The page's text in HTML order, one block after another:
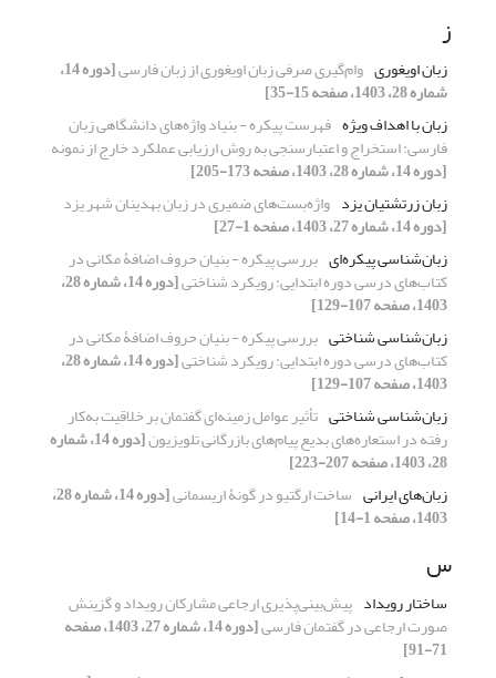
ز
زبان اویغوری وام‌گیری صرفی زبان اویغوری از زبان فارسی [دوره 14،
شماره 28، 1403، صفحه 15-35]
زبان با اهداف ویژه فهرست پیکره - بنیاد واژه‌های دانشگاهی زبان
فارسی: استخراج و اعتبارسنجی به روش ارزیابی عملکرد خارج از نمونه
[دوره 14، شماره 28، 1403، صفحه 173-205]
زبان زرتشتیان یزد واژه‌بست‌های ضمیری در زبان بهدینان شهر یزد
[دوره 14، شماره 27، 1403، صفحه 1-27]
زبان‌شناسی پیکره‌ای بررسی پیکره - بنیان حروف اضافۀ مکانی در
کتاب‌های درسی دوره ابتدایی: رویکرد شناختی [دوره 14، شماره 28،
1403، صفحه 107-129]
زبان‌شناسی شناختی بررسی پیکره - بنیان حروف اضافۀ مکانی در
کتاب‌های درسی دوره ابتدایی: رویکرد شناختی [دوره 14، شماره 28،
1403، صفحه 107-129]
زبان‌شناسی شناختی تأثیر عوامل زمینه‌ای گفتمان بر خلاقیت به‌کار
رفته در استعاره‌های بدیع پیام‌های بازرگانی تلویزیون [دوره 14، شماره
28، 1403، صفحه 207-223]
زبان‌های ایرانی ساخت ارگتیو در گونۀ اریسمانی [دوره 14، شماره 28،
1403، صفحه 1-14]
س
ساختار رویداد پیش‌بینی‌پذیری ارجاعی مشارکان رویداد و گزینش
صورت ارجاعی در گفتمان فارسی [دوره 14، شماره 27، 1403، صفحه
71-91]